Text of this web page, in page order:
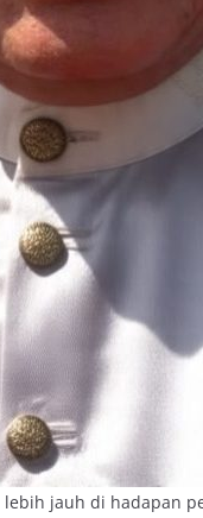
lebih jauh di hadapan